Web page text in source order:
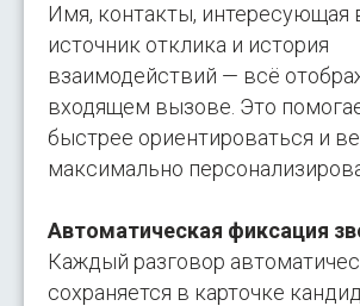
Имя, контакты, интересующая
источник отклика и история
взаимодействий — всё
входящем вызове. Это
быстрее ориентироваться и
максимально
Автоматическая фиксация
Каждый разговор
сохраняется в карточке